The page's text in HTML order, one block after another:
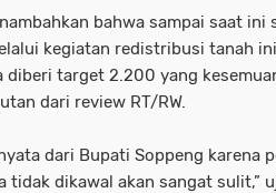
bahwa sampai saat ini
kegiatan redistribusi tanah
target 2.200 yang
dari review RT/RW.
dari Bupati Soppeng karena
tidak dikawal akan sangat sulit,”